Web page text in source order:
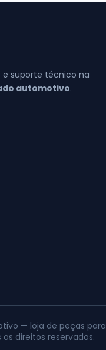
e suporte técnico na
automotivo.
— loja de peças para
direitos reservados.